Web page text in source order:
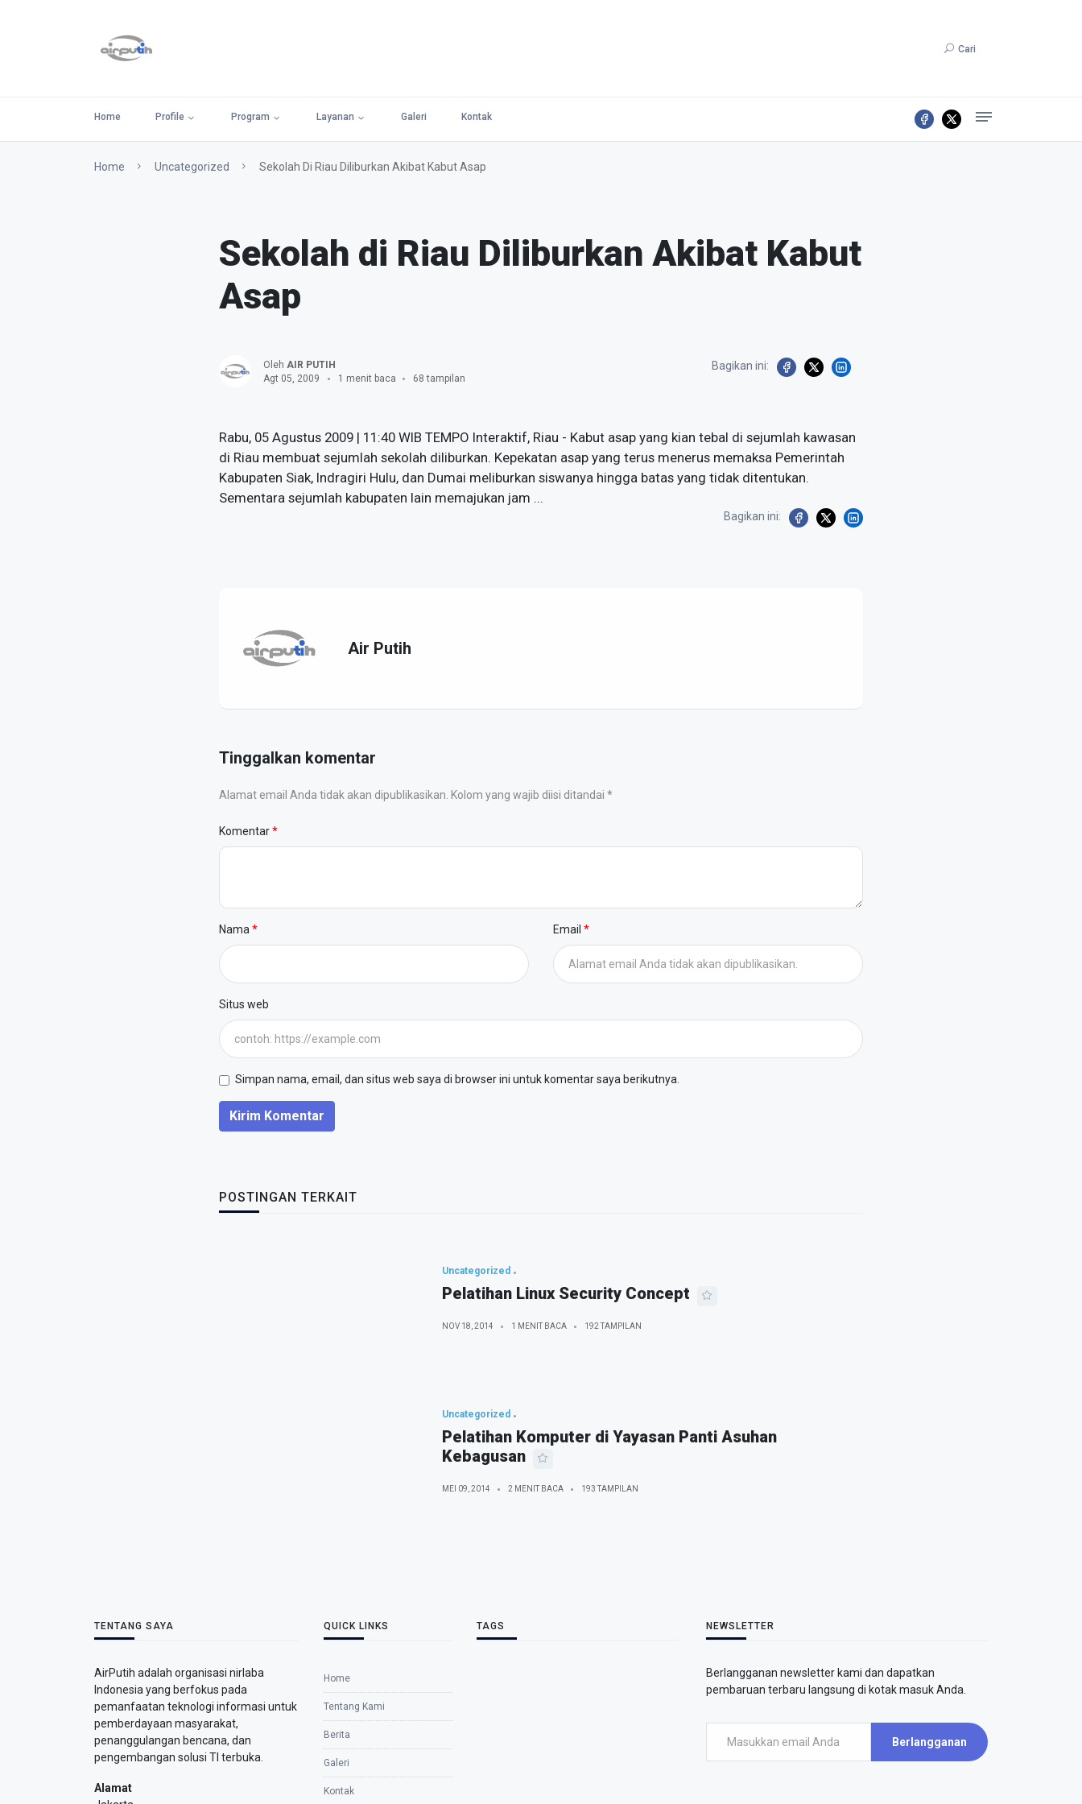
Cari
Home Profile Program Layanan Galeri Kontak
Home Uncategorized Sekolah Di Riau Diliburkan Akibat Kabut Asap
Sekolah di Riau Diliburkan Akibat Kabut
Asap
Oleh AIR PUTIH
Agt 05, 2009
1 menit baca 68 tampilan
Bagikan ini:
Rabu, 05 Agustus 2009 | 11:40 WIB TEMPO Interaktif, Riau - Kabut asap yang kian tebal di sejumlah kawasan
di Riau membuat sejumlah sekolah diliburkan. Kepekatan asap yang terus menerus memaksa Pemerintah
Kabupaten Siak, Indragiri Hulu, dan Dumai meliburkan siswanya hingga batas yang tidak ditentukan.
Sementara sejumlah kabupaten lain memajukan jam ...
Bagikan ini:
Air Putih
Tinggalkan komentar
Alamat email Anda tidak akan dipublikasikan. Kolom yang wajib diisi ditandai *
Komentar
Nama Email
Situs web
Simpan nama, email, dan situs web saya di browser ini untuk komentar saya berikutnya.
Kirim Komentar
POSTINGAN TERKAIT
Uncategorized
Pelatihan Linux Security Concept
NOV 18, 2014 1 MENIT BACA 192 TAMPILAN
Uncategorized
Pelatihan Komputer di Yayasan Panti Asuhan
Kebagusan
MEI 09, 2014 2 MENIT BACA 193 TAMPILAN
TENTANG SAYA
AirPutih adalah organisasi nirlaba
Indonesia yang berfokus pada
pemanfaatan teknologi informasi untuk
pemberdayaan masyarakat,
penanggulangan bencana, dan
pengembangan solusi TI terbuka.
Alamat
QUICK LINKS
Home
Tentang Kami
Berita
Galeri
Kontak
TAGS NEWSLETTER
Berlangganan newsletter kami dan dapatkan
pembaruan terbaru langsung di kotak masuk Anda.
Berlangganan